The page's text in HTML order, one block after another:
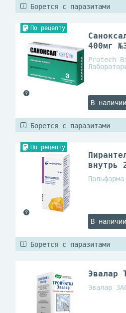
Борется с паразитами
По рецепту
400мг
Protech
В
Борется с паразитами
По рецепту
внутрь
В
Борется с паразитами
Эвалар
Эвалар